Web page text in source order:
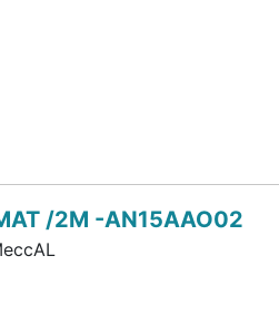
/2M -AN15AAO02